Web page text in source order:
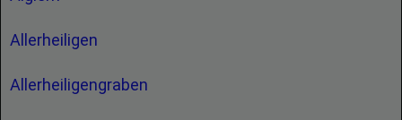
Allerheiligen
Allerheiligengraben